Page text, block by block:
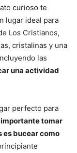
curioso te
lugar ideal para
Los Cristianos,
cristalinas y una
las
una actividad
perfecto para
importante tomar
es bucear como